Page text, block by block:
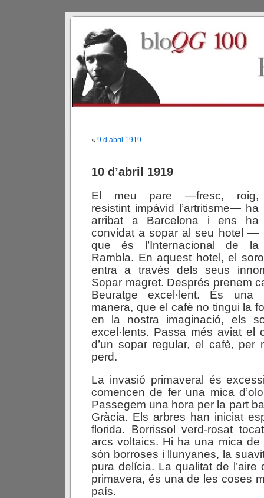
« 9 d’abril 1919
10 d’abril 1919
El meu pare —fresc, roig,
resistint impàvid l’artritisme— ha
arribat a Barcelona i ens ha
convidat a sopar al seu hotel —
que és l’Internacional de la
Rambla. En aquest hotel, el
entra a través dels seus
Sopar magret. Després prenem
Beuratge excel·lent. És una
manera, que el cafè no tingui la
en la nostra imaginació, els
excel·lents. Passa més aviat el
d’un sopar regular, el cafè, per
perd.
La invasió primaveral és
comencen de fer una mica
Passegem una hora per la part
Gràcia. Els arbres han iniciat
florida. Borrissol verd-rosat
arcs voltaics. Hi ha una mica de
són borroses i llunyanes, la
pura delícia. La qualitat de l’aire
primavera, és una de les coses
país.